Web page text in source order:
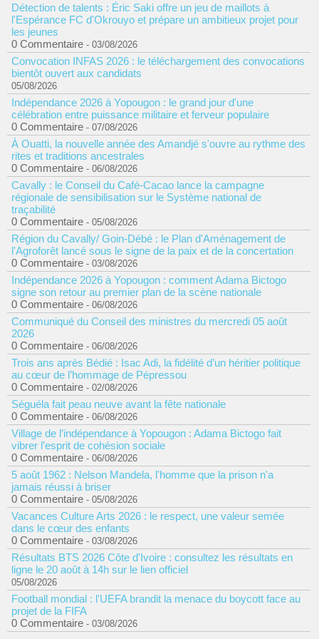
Détection de talents : Éric Saki offre un jeu de maillots à
l'Espérance FC d'Okrouyo et prépare un ambitieux projet pour
les jeunes
0 Commentaire - 03/08/2026
Convocation INFAS 2026 : le téléchargement des convocations
bientôt ouvert aux candidats
05/08/2026
Indépendance 2026 à Yopougon : le grand jour d'une
célébration entre puissance militaire et ferveur populaire
0 Commentaire - 07/08/2026
À Ouatti, la nouvelle année des Amandjé s'ouvre au rythme des
rites et traditions ancestrales
0 Commentaire - 06/08/2026
Cavally : le Conseil du Café-Cacao lance la campagne
régionale de sensibilisation sur le Système national de
traçabilité
0 Commentaire - 05/08/2026
Région du Cavally/ Goin-Débé : le Plan d'Aménagement de
l'Agroforêt lancé sous le signe de la paix et de la concertation
0 Commentaire - 03/08/2026
Indépendance 2026 à Yopougon : comment Adama Bictogo
signe son retour au premier plan de la scène nationale
0 Commentaire - 06/08/2026
Communiqué du Conseil des ministres du mercredi 05 août
2026
0 Commentaire - 06/08/2026
Trois ans après Bédié : Isac Adi, la fidélité d’un héritier politique
au cœur de l’hommage de Pépressou
0 Commentaire - 02/08/2026
Séguéla fait peau neuve avant la fête nationale
0 Commentaire - 06/08/2026
Village de l’indépendance à Yopougon : Adama Bictogo fait
vibrer l’esprit de cohésion sociale
0 Commentaire - 06/08/2026
5 août 1962 : Nelson Mandela, l'homme que la prison n'a
jamais réussi à briser
0 Commentaire - 05/08/2026
Vacances Culture Arts 2026 : le respect, une valeur semée
dans le cœur des enfants
0 Commentaire - 03/08/2026
Résultats BTS 2026 Côte d'Ivoire : consultez les résultats en
ligne le 20 août à 14h sur le lien officiel
05/08/2026
Football mondial : l'UEFA brandit la menace du boycott face au
projet de la FIFA
0 Commentaire - 03/08/2026